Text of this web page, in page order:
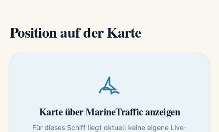
Position auf der Karte
Karte über MarineTraffic anzeigen
Für dieses Schiff liegt aktuell keine eigene Live-